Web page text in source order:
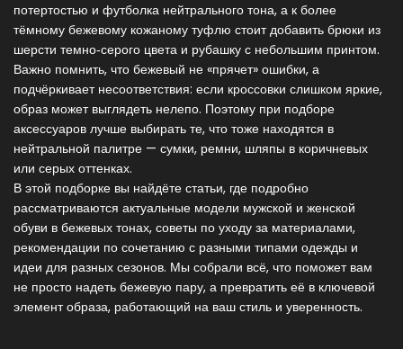
потертостью и футболка нейтрального тона, а к более
тёмному бежевому кожаному туфлю стоит добавить брюки из
шерсти темно‑серого цвета и рубашку с небольшим принтом.
Важно помнить, что бежевый не «прячет» ошибки, а
подчёркивает несоответствия: если кроссовки слишком яркие,
образ может выглядеть нелепо. Поэтому при подборе
аксессуаров лучше выбирать те, что тоже находятся в
нейтральной палитре — сумки, ремни, шляпы в коричневых
или серых оттенках.
В этой подборке вы найдёте статьи, где подробно
рассматриваются актуальные модели мужской и женской
обуви в бежевых тонах, советы по уходу за материалами,
рекомендации по сочетанию с разными типами одежды и
идеи для разных сезонов. Мы собрали всё, что поможет вам
не просто надеть бежевую пару, а превратить её в ключевой
элемент образа, работающий на ваш стиль и уверенность.